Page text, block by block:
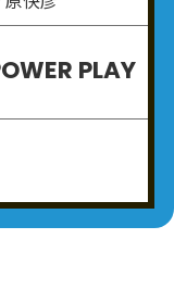
PLAY